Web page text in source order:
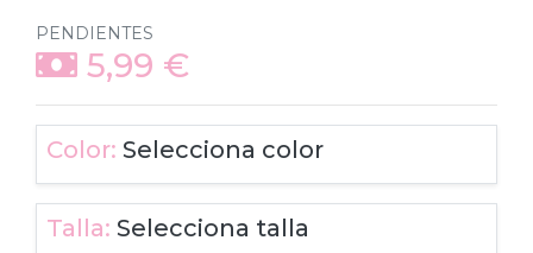
PENDIENTES
5,99 €
Color: Selecciona color
Talla: Selecciona talla